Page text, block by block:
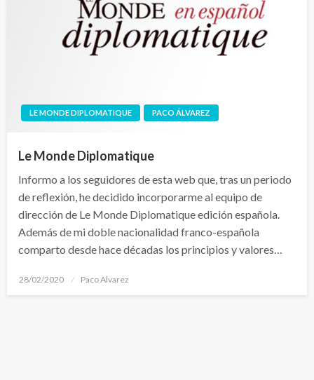
LE MONDE DIPLOMATIQUE PACO ÁLVAREZ
Le Monde Diplomatique
Informo a los seguidores de esta web que, tras un periodo
de reflexión, he decidido incorporarme al equipo de
dirección de Le Monde Diplomatique edición española.
Además de mi doble nacionalidad franco-española
comparto desde hace décadas los principios y valores…
Publicado
28/02/2020 Paco Alvarez